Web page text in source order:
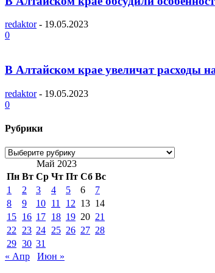
redaktor - 19.05.2023
0
В Алтайском крае увеличат расходы
redaktor - 19.05.2023
0
Рубрики
Рубрики
Май 2023
Пн Вт Ср Чт Пт Сб Вс
1
2 3 4 5 6
7
8
9 10 11 12 13 14
15 16 17 18 19 20 21
22
23 24 25 26 27 28
29 30 31
« Апр
Июн »